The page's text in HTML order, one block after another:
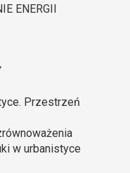
ENERGII
Przestrzeń
w urbanistyce